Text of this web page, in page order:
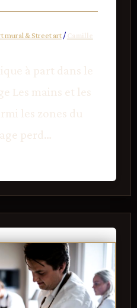
mural & Street art/ Camille
à part dans le
Les mains et les
les zones du
perd…